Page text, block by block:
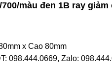
màu đen 1B ray giảm
x Cao 80mm
098.444.0669, Zalo: